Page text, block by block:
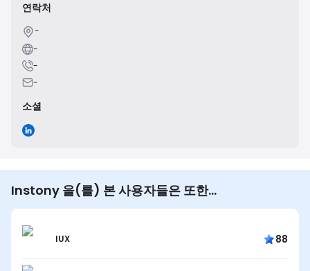
연락처
-
-
-
-
소셜
Instony 을(를) 본 사용자들은 또한…
IUX 88